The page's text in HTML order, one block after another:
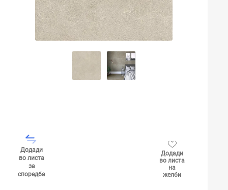
Додади
во листа
за
споредба
Додади
во листа
на
желби